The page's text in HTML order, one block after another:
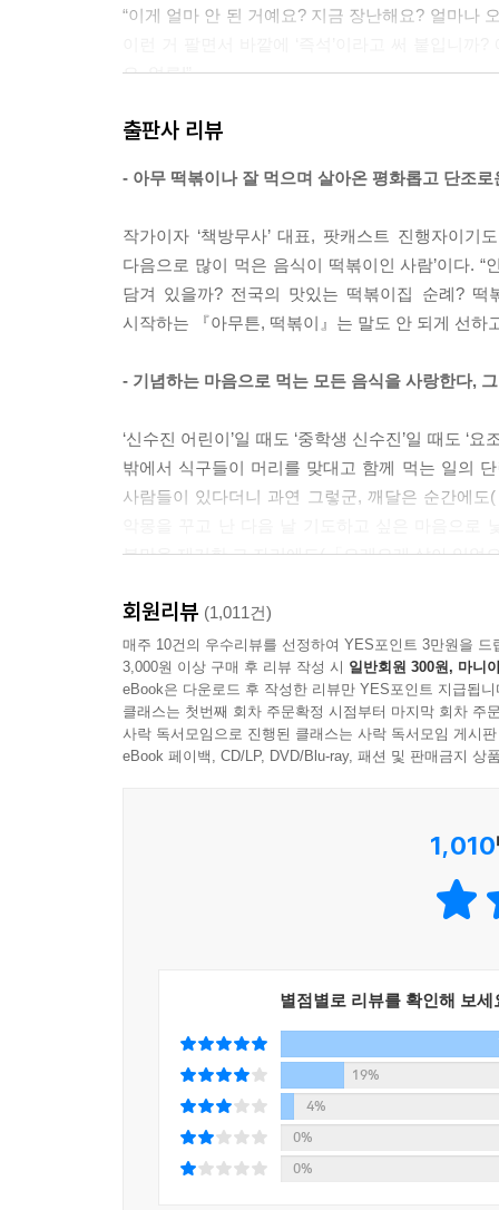
“이게 얼마 안 된 거예요? 지금 장난해요? 얼마나
요, 얼른!”
분다는 게 무슨 말이지, 즉석이 무슨 뜻이지, 이미
다. 양념이 굉장히 붉어서 입에 넣는 순간 아주 매
“정말 감사합니다. 잘 먹겠습니다.”
나는 인사하고 이쑤시개로 하나를 집어 한 입 베
‘이거… 뭐야?’
보내버릴 수 있지만 참겠어”라고 말하는 듯한 매
--- 「어떤 인력(引力)」중에서
그 떡볶이집의 가장 큰 개성은 일하는 직원을 부르
쩔쩔매는 모습을 구경하는 재미라고 해야 할 것이
--- 「오래오래 살아 있었으면 하는 것이다」중에서
얼마 동안이나 그곳을 들락거렸는지 기억나지 않
지는 늦은 오후에 가도 한 번도 닫혀 있던 적이 없
눈물을 줄줄 쏟으며 집으로 돌아왔다. 말도 없이
김상희는 싱어(singer)가 아니라 싱어송라이터
‘결혼’에서 찾게끔 설계되어 있는 직장이라는 사
--- 「영스넥이라는 떡볶이의 맛의 신비」중에서
제하는 불쾌해지기 시작한 것이다. 키가 크고 나
을 흐트러뜨리면서 제가 못 알아듣는 줄 알고 이
짓는 것이 짜증나기 시작한 것이다. 아직도 밥 먹
작한 것보다도 더 빨리, 더 많이 자랐다는 걸 알았
“음, 제하야. 제하는 공룡 무지 좋아하잖아. 요즘은
출판사 리뷰
- 아무 떡볶이나 잘 먹으며 살아온 평화롭고 단조
작가이자 ‘책방무사’ 대표, 팟캐스트 진행자이
다음으로 많이 먹은 음식이 떡볶이인 사람’이다.
담겨 있을까? 전국의 맛있는 떡볶이집 순례?
시작하는 『아무튼, 떡볶이』는 말도 안 되게 선하
- 기념하는 마음으로 먹는 모든 음식을 사랑한다,
‘신수진 어린이’일 때도 ‘중학생 신수진’일 때도 ‘
밖에서 식구들이 머리를 맞대고 함께 먹는 일의
사람들이 있다더니 과연 그렇군, 깨달은 순간에
불만을 제기한 그 자리에도(「오래오래 살아 있었
있었다.
“아무 떡볶이나 잘 먹으며 살아온 평화롭고 단조
사이사이에 깨알같이 스며든 ‘떡볶이와 사람들’
‘떡볶이이기에 할 수 있는 이야기’가 된다.
“요조 씨는 어떤 떡볶이를 좋아하세요?”라는
이 책을 마무리하면서 나는 떡볶이보다도 모든
난생처음 떡볶이 맛에 불만을 제기하는 문자를
떡볶이집 사장님과 두런두런 이야기를 나누며 앞
바로 ‘다 좋아하는 마음’과 ‘사라지지 않았으면 좋
회원리뷰 (1,011건)
매주 10건의 우수리뷰를 선정하여 YES포인트 3만원을 드
3,000원 이상 구매 후 리뷰 작성 시 일반회원 300원, 마니
eBook은 다운로드 후 작성한 리뷰만 YES포인트 지급됩니
클래스는 첫번째 회차 주문확정 시점부터 마지막 회차 주
사락 독서모임으로 진행된 클래스는 사락 독서모임 게시
eBook 페이백, CD/LP, DVD/Blu-ray, 패션 및 판매금지 상
1,010
별점별로 리뷰를 확인해 보세
19%
4%
0%
0%